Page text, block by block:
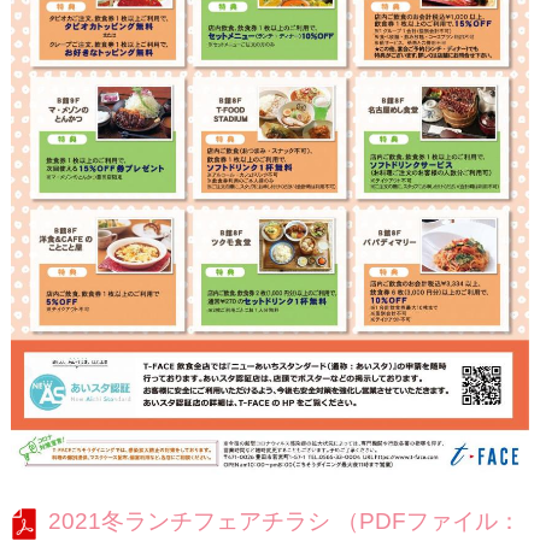
2021冬ランチフェアチラシ （PDFファイル：